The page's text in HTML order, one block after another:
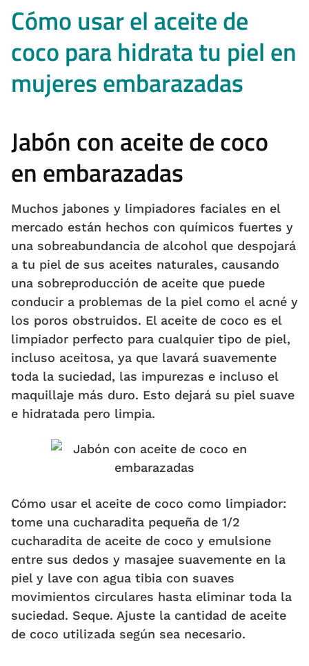
Cómo usar el aceite de
coco para hidrata tu piel en
mujeres embarazadas
Jabón con aceite de coco
en embarazadas
Muchos jabones y limpiadores faciales en el
mercado están hechos con químicos fuertes y
una sobreabundancia de alcohol que despojará
a tu piel de sus aceites naturales, causando
una sobreproducción de aceite que puede
conducir a problemas de la piel como el acné y
los poros obstruidos. El aceite de coco es el
limpiador perfecto para cualquier tipo de piel,
incluso aceitosa, ya que lavará suavemente
toda la suciedad, las impurezas e incluso el
maquillaje más duro. Esto dejará su piel suave
e hidratada pero limpia.
Cómo usar el aceite de coco como limpiador:
tome una cucharadita pequeña de 1/2
cucharadita de aceite de coco y emulsione
entre sus dedos y masajee suavemente en la
piel y lave con agua tibia con suaves
movimientos circulares hasta eliminar toda la
suciedad. Seque. Ajuste la cantidad de aceite
de coco utilizada según sea necesario.